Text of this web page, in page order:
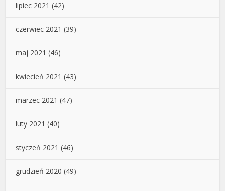
lipiec 2021 (42)
czerwiec 2021 (39)
maj 2021 (46)
kwiecień 2021 (43)
marzec 2021 (47)
luty 2021 (40)
styczeń 2021 (46)
grudzień 2020 (49)